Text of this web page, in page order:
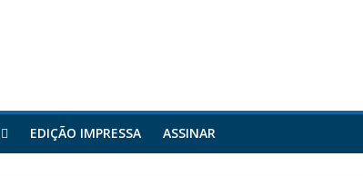
EDIÇÃO IMPRESSA ASSINAR